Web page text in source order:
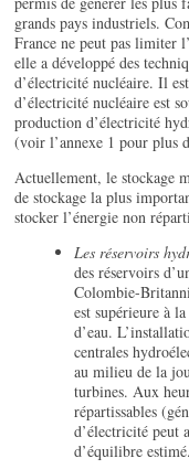
grands pays industriels.
France ne peut pas limiter
elle a développé des
d’électricité nucléaire. Il
d’électricité nucléaire est
production d’électricité
(voir l’annexe 1 pour plus
Actuellement, le stockage
de stockage la plus
stocker l’énergie non
Les réservoirs
des réservoirs
Colombie-
est supérieure à
d’eau.
centrales
au milieu de la
turbines. Aux
répartissables
d’électricité peut
d’équilibre estimé.